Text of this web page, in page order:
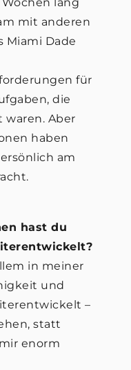
mit anderen
Miami Dade
für
die
waren. Aber
haben
am
hast du
in meiner
und
–
statt
enorm